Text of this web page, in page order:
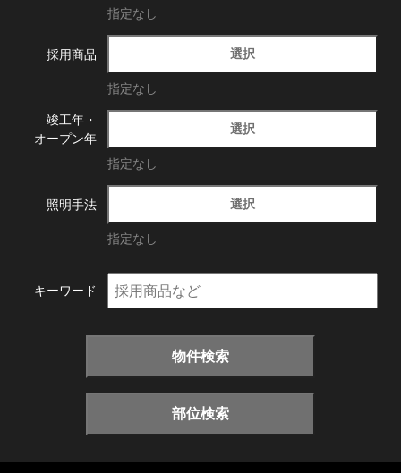
指定なし
採用商品 選択
指定なし
竣工年・
オープン年
選択
指定なし
照明手法 選択
指定なし
キーワード
物件検索
部位検索